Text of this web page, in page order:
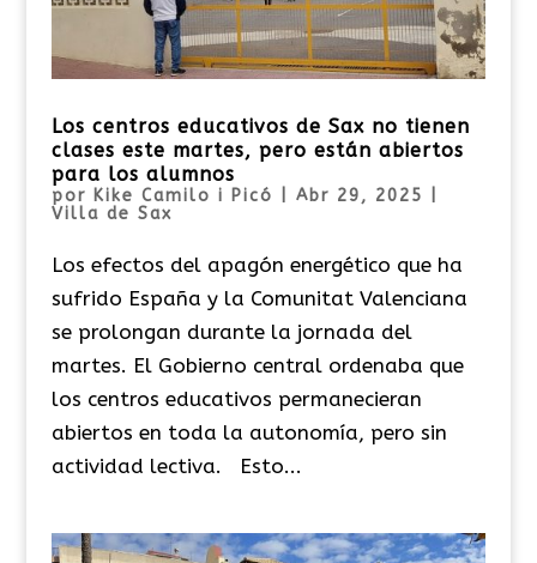
Los centros educativos de Sax no tienen
clases este martes, pero están abiertos
para los alumnos
por Kike Camilo i Picó Abr 29, 2025
Villa de Sax
Los efectos del apagón energético que ha
sufrido España y la Comunitat Valenciana
se prolongan durante la jornada del
martes. El Gobierno central ordenaba que
los centros educativos permanecieran
abiertos en toda la autonomía, pero sin
actividad lectiva. Esto...